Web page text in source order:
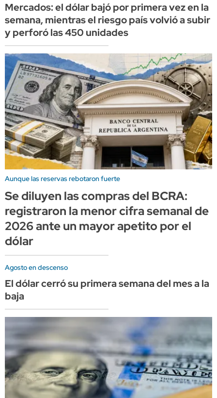
Mercados: el dólar bajó por primera vez en la
semana, mientras el riesgo país volvió a subir
y perforó las 450 unidades
Aunque las reservas rebotaron fuerte
Se diluyen las compras del BCRA:
registraron la menor cifra semanal de
2026 ante un mayor apetito por el
dólar
Agosto en descenso
El dólar cerró su primera semana del mes a la
baja